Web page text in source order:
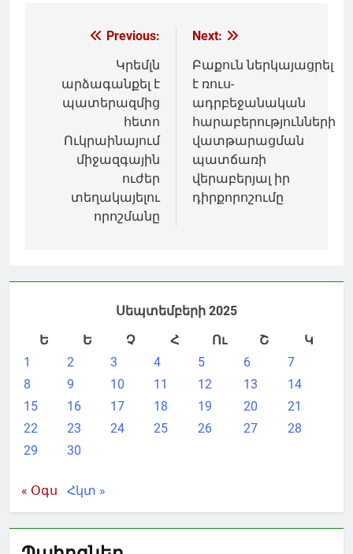
Գրառումների
նավարկումը
Previous:
Կրեմլն
արձագանքել է
պատերազմից
հետո
Ուկրաինայում
միջազգային
ուժեր
տեղակայելու
որոշմանը
Next:
Բաքուն ներկայացրել
է ռուս-
ադրբեջանական
հարաբերությունների
վատթարացման
պատճառի
վերաբերյալ իր
դիրքորոշումը
Սեպտեմբերի 2025
Ե
Ե Չ Հ Ու Շ
Կ
1
2 3 4 5 6
7
8
9 10 11 12 13
14
15
16 17 18 19 20
21
22
23 24 25 26 27
28
29
30
« Օգս Հկտ »